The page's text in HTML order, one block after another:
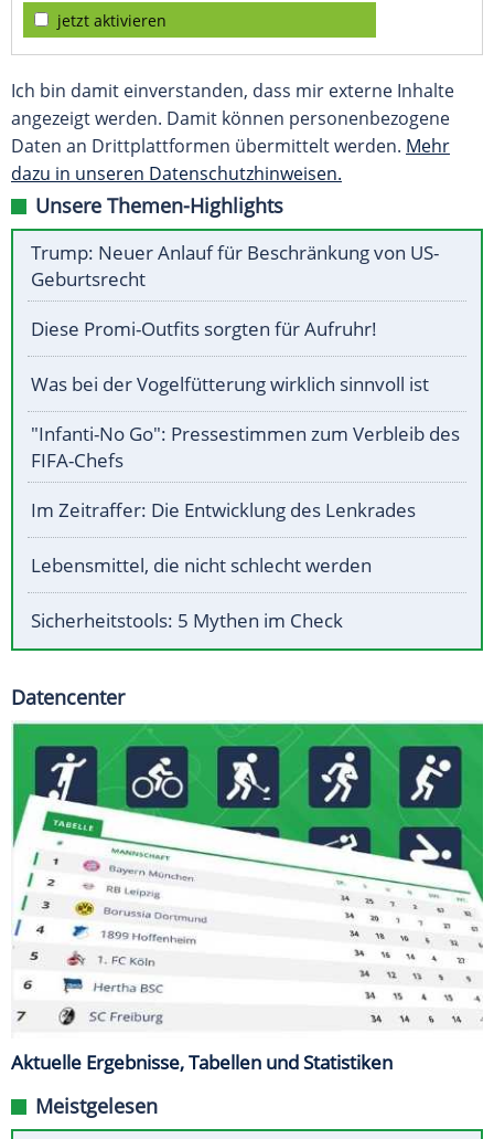
jetzt aktivieren
Ich bin damit einverstanden, dass mir externe Inhalte
angezeigt werden. Damit können personenbezogene
Daten an Drittplattformen übermittelt werden. Mehr
dazu in unseren Datenschutzhinweisen.
Unsere Themen-Highlights
Trump: Neuer Anlauf für Beschränkung von US-
Geburtsrecht
Diese Promi-Outfits sorgten für Aufruhr!
Was bei der Vogelfütterung wirklich sinnvoll ist
"Infanti-No Go": Pressestimmen zum Verbleib des
FIFA-Chefs
Im Zeitraffer: Die Entwicklung des Lenkrades
Lebensmittel, die nicht schlecht werden
Sicherheitstools: 5 Mythen im Check
Datencenter
Aktuelle Ergebnisse, Tabellen und Statistiken
Meistgelesen